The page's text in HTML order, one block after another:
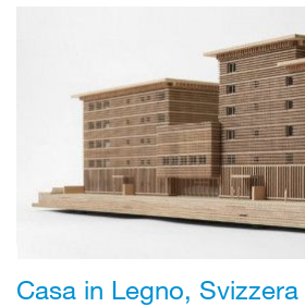
Casa in Legno, Svizzera